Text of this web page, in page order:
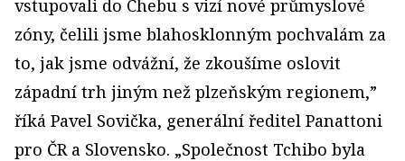
vstupovali do Chebu s vizí nové průmyslové
zóny, čelili jsme blahosklonným pochvalám za
to, jak jsme odvážní, že zkoušíme oslovit
západní trh jiným než plzeňským regionem,”
říká Pavel Sovička, generální ředitel Panattoni
pro ČR a Slovensko. „Společnost Tchibo byla